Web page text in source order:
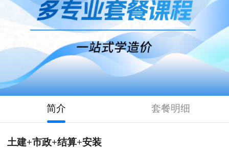
简介 套餐明细
土建+市政+结算+安装